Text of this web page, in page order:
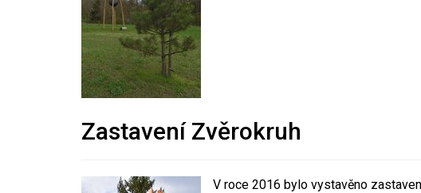
Zastavení Zvěrokruh
V roce 2016 bylo vystavěno